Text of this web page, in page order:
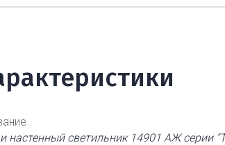
настенный светильник 14901 АЖ